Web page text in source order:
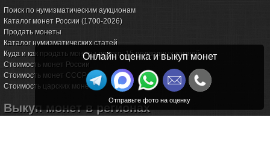
Поиск по нумизматическим аукционам
Каталог монет России (1700-2026)
Продать монеты
Каталог нумизматических статей
Куда и как продать монеты дорого: 15 подводных камней
Стоимость монет России
Стоимость монет СССР
Стоимость царских монет
Выкуп монет в регионах
Онлайн оценка и выкуп монет